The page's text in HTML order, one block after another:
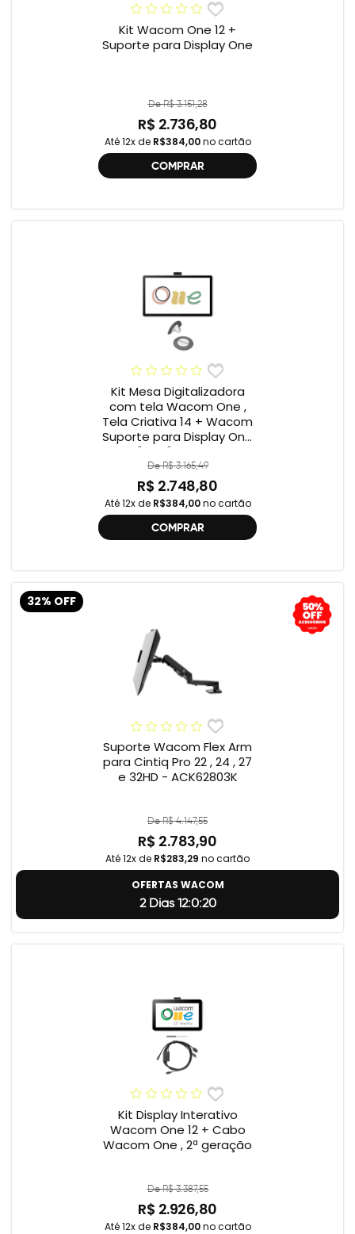
Kit Wacom One 12 +
Suporte para Display One
De R$ 3.151,28
R$ 2.736,80
Até 12x de R$384,00no cartão
COMPRAR
Kit Mesa Digitalizadora
com tela Wacom One ,
Tela Criativa 14 + Wacom
Suporte para Display One
12" e 13" ACK649Z
De R$ 3.165,49
R$ 2.748,80
Até 12x de R$384,00no cartão
COMPRAR
32% OFF
Suporte Wacom Flex Arm
para Cintiq Pro 22 , 24 , 27
e 32HD - ACK62803K
De R$ 4.147,55
R$ 2.783,90
Até 12x de R$283,29 no cartão
OFERTAS WACOM
2 Dias 12:0:19
Kit Display Interativo
Wacom One 12 + Cabo
Wacom One , 2ª geração
De R$ 3.387,55
R$ 2.926,80
Até 12x de R$384,00no cartão